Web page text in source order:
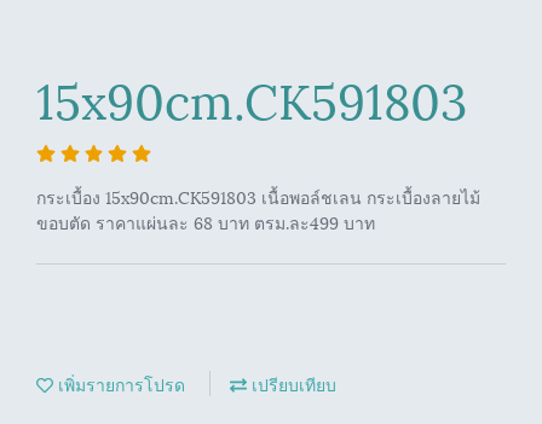
15x90cm.CK591803
กระเบื้อง 15x90cm.CK591803 เนื้อพอล์ชเลน กระเบื้องลายไม้
ขอบตัด ราคาแผ่นละ 68 บาท ตรม.ละ499 บาท
เพิ่มรายการโปรด เปรียบเทียบ